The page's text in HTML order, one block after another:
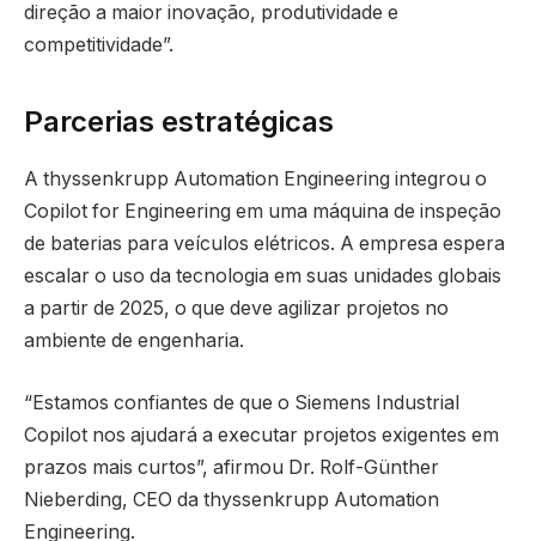
direção a maior inovação, produtividade e
competitividade”.
Parcerias estratégicas
A thyssenkrupp Automation Engineering integrou o
Copilot for Engineering em uma máquina de inspeção
de baterias para veículos elétricos. A empresa espera
escalar o uso da tecnologia em suas unidades globais
a partir de 2025, o que deve agilizar projetos no
ambiente de engenharia.
“Estamos confiantes de que o Siemens Industrial
Copilot nos ajudará a executar projetos exigentes em
prazos mais curtos”, afirmou Dr. Rolf-Günther
Nieberding, CEO da thyssenkrupp Automation
Engineering.